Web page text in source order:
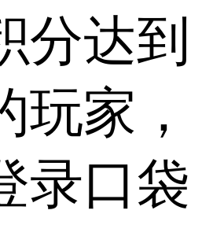
分达到
玩家，
录口袋